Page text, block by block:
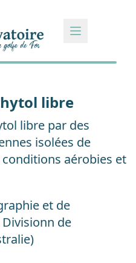
libre
libre par des
isolées de
aérobies et
et de
de